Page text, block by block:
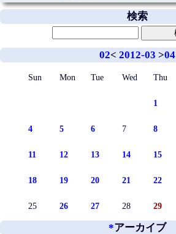
検索
02< 2012-03 >04
Sun Mon Tue Wed Thu
1
4 5 6 7 8
11 12 13 14 15
18 19 20 21 22
25 26 27 28 29
*アーカイブ